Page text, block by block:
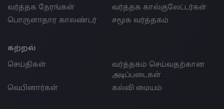
வர்த்தக நேரங்கள்
வர்த்தக கால்குலேட்டர்கள்
பொருளாதார காலண்டர்
சமூக வர்த்தகம்
கற்றல்
செய்திகள்
வர்த்தகம் செய்வதற்கான
அடிப்படைகள்
வெபினார்கள்
கல்வி மையம்